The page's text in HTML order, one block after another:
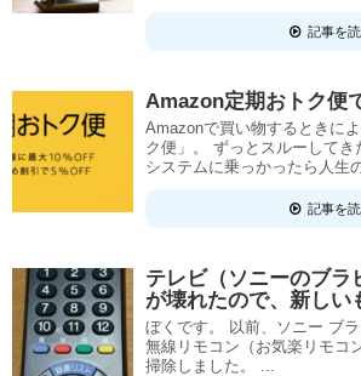
記事を
Amazon定期おトク便
Amazonで買い物するときに
ク便」。 ずっとスルーして
システムに乗っかったら人生
記事を
テレビ（ソニーのブラ
が壊れたので、新しい
ぼくです。 以前、ソニー ブ
無線リモコン（お気楽リモコ
掃除しました。 ...